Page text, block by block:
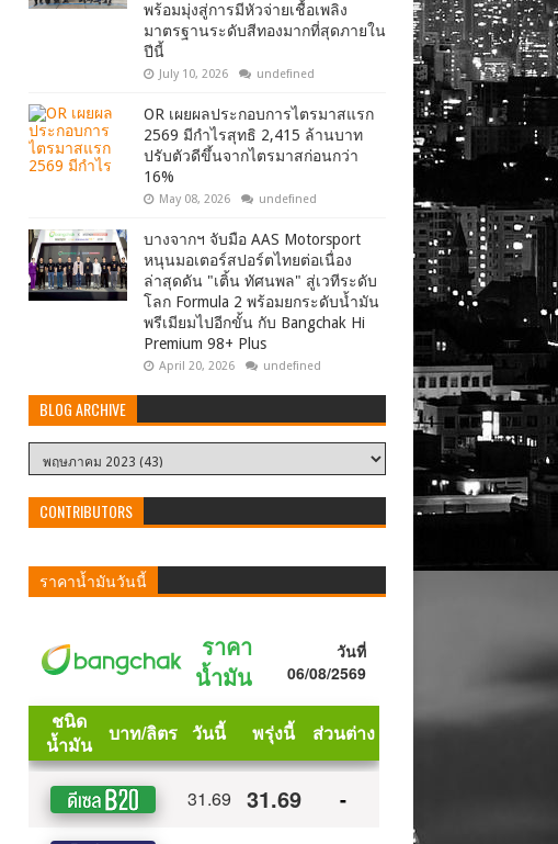
พร้อมมุ่งสู่การมีหัวจ่ายเชื้อเพลิง
มาตรฐานระดับสีทองมากที่สุดภายใน
ปีนี้
July 10, 2026 undefined
OR เผยผลประกอบการไตรมาสแรก
2569 มีกำไรสุทธิ 2,415 ล้านบาท
ปรับตัวดีขึ้นจากไตรมาสก่อนกว่า
16%
May 08, 2026 undefined
บางจากฯ จับมือ AAS Motorsport
หนุนมอเตอร์สปอร์ตไทยต่อเนื่อง
ล่าสุดดัน "เติ้น ทัศนพล" สู่เวทีระดับ
โลก Formula 2 พร้อมยกระดับน้ำมัน
พรีเมียมไปอีกขั้น กับ Bangchak Hi
Premium 98+ Plus
April 20, 2026 undefined
BLOG ARCHIVE
CONTRIBUTORS
ราคาน้ำมันวันนี้